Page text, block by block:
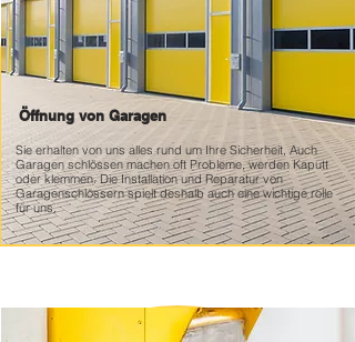
Öffnung von Garagen
Sie erhalten von uns alles rund um Ihre Sicherheit, Auch
Garagen schlössen machen oft Probleme, werden Kaputt
oder klemmen. Die Installation und Reparatur von
Garagenschlössern spielt deshalb auch eine wichtige rolle
für uns.